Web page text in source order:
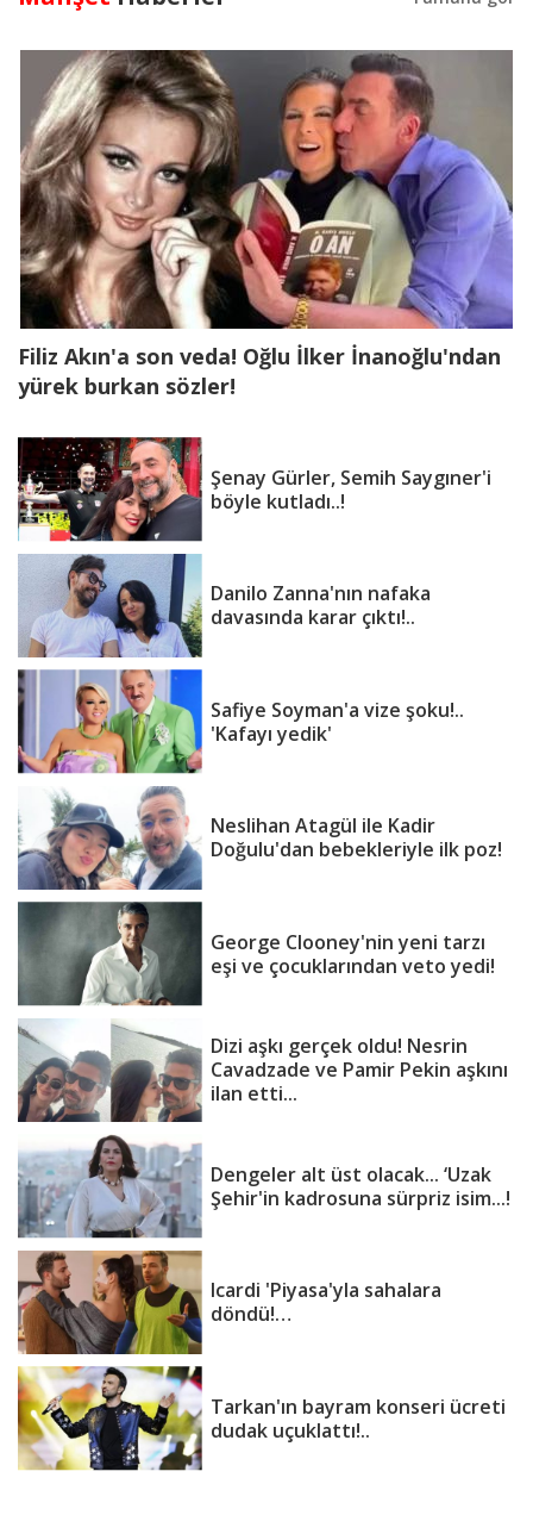
Filiz Akın'a son veda! Oğlu İlker İnanoğlu'ndan
yürek burkan sözler!
Şenay Gürler, Semih Saygıner'i
böyle kutladı..!
Danilo Zanna'nın nafaka
davasında karar çıktı!..
Safiye Soyman'a vize şoku!..
'Kafayı yedik'
Neslihan Atagül ile Kadir
Doğulu'dan bebekleriyle ilk poz!
George Clooney'nin yeni tarzı
eşi ve çocuklarından veto yedi!
Dizi aşkı gerçek oldu! Nesrin
Cavadzade ve Pamir Pekin aşkını
ilan etti...
Dengeler alt üst olacak... ‘Uzak
Şehir'in kadrosuna sürpriz isim...!
Icardi 'Piyasa'yla sahalara
döndü!…
Tarkan'ın bayram konseri ücreti
dudak uçuklattı!..